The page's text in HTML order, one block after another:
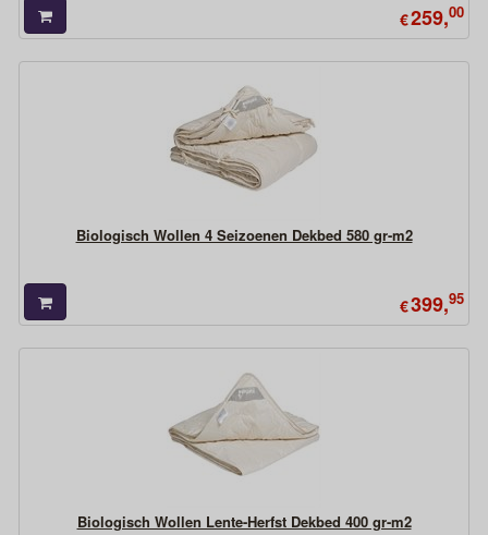
€259,00
Biologisch Wollen 4 Seizoenen Dekbed 580 gr-m2
€399,95
Biologisch Wollen Lente-Herfst Dekbed 400 gr-m2